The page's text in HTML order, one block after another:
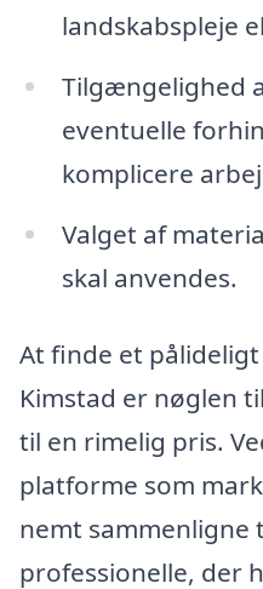
landskabspleje
Tilgængelighed
eventuelle
komplicere
Valget af
skal anvendes.
At finde et
Kimstad er nøglen
til en rimelig pris.
platforme som
nemt sammenligne
professionelle, der